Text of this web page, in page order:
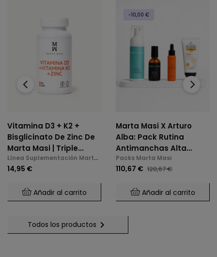
Vitamina D3 + K2 +
Bisglicinato De Zinc De
Marta Masi | Triple
Acción: Huesos,
Inmunidad Y Bienestar
Línea Suplementación Marta
Masi
14,95 €
Añadir al carrito
-10,00 €
Marta Masi X Arturo
Alba: Pack Rutina
Antimanchas Alta
Potencia
Packs Marta Masi
110,67 € 120,67 €
Añadir al carrito
‹ ›
Todos los productos 